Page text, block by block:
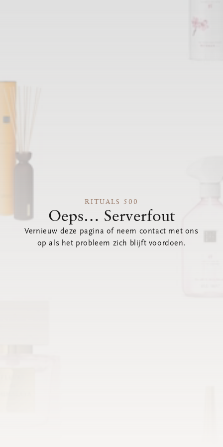
RITUALS 500
Oeps… Serverfout
Vernieuw deze pagina of neem contact met ons
op als het probleem zich blijft voordoen.